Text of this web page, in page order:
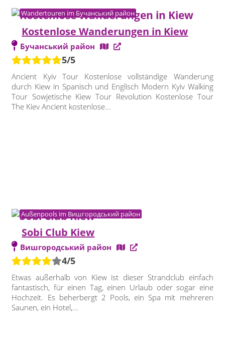
Wandertouren im Бучанський район
Kostenlose Wanderungen in Kiew
Бучанський район
5/5
Ancient Kyiv Tour Kostenlose vollständige Wanderung
durch Kiew in Spanisch und Englisch Modern Kyiv Walking
Tour Sowjetische Kiew Tour Revolution Kostenlose Tour
The Kiev Ancient kostenlose...
Außenpools im Вишгородський район
Sobi Club Kiew
Вишгородський район
4/5
Etwas außerhalb von Kiew ist dieser Strandclub einfach
fantastisch, für einen Tag, einen Urlaub oder sogar eine
Hochzeit. Es beherbergt 2 Pools, ein Spa mit mehreren
Saunen, ein Hotel,...